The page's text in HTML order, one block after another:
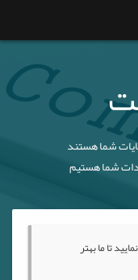
شما هستند
شما هستیم
تا ما بهتر